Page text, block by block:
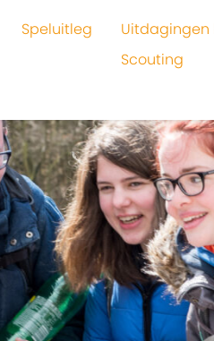
Speluitleg
Uitdagingen
Scouting